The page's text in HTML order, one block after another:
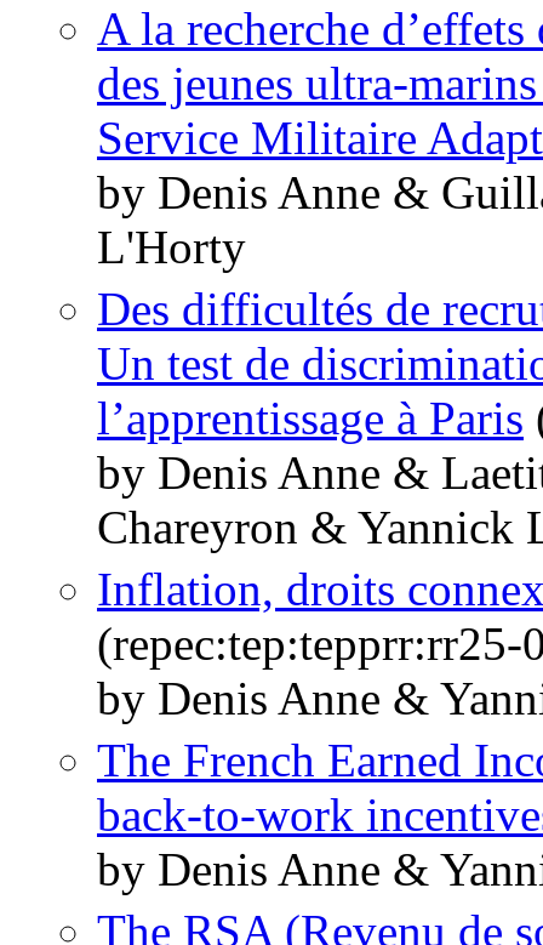
A la recherche
des jeunes ultra-
Service Militaire
by Denis Anne &
L'Horty
Des difficultés de
Un test de
l’apprentissage à Paris
by Denis Anne &
Chareyron & Yannick
Inflation, droits
(repec:tep:tepprr:rr25-
by Denis Anne &
The French Earned
back-to-work
by Denis Anne &
The RSA (Revenu de